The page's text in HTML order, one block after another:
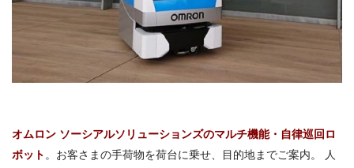
オムロン ソーシアルソリューションズのマルチ機能・自律巡回ロ
ボット。お客さまの手荷物を荷台に乗せ、目的地までご案内。 人